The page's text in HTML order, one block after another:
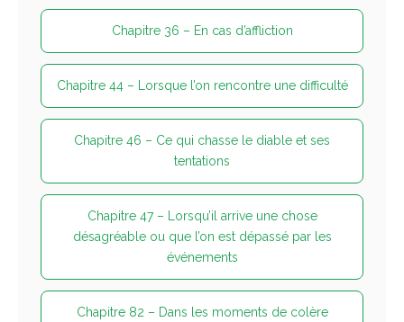
Chapitre 36 – En cas d’affliction
Chapitre 44 – Lorsque l’on rencontre une difficulté
Chapitre 46 – Ce qui chasse le diable et ses
tentations
Chapitre 47 – Lorsqu’il arrive une chose
désagréable ou que l’on est dépassé par les
événements
Chapitre 82 – Dans les moments de colère